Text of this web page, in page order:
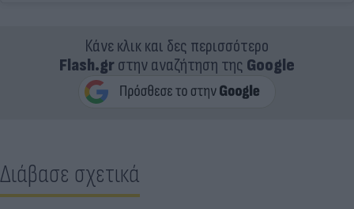
Κάνε κλικ και δες περισσότερο
Flash.grστην αναζήτηση της Google
Διάβασε σχετικά